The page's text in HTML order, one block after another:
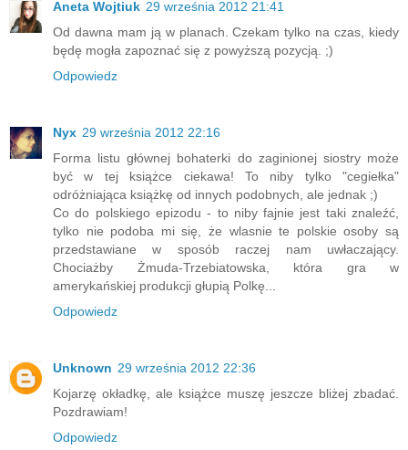
Aneta Wojtiuk 29 września 2012 21:41
Od dawna mam ją w planach. Czekam tylko na czas, kiedy
będę mogła zapoznać się z powyższą pozycją. ;)
Odpowiedz
Nyx 29 września 2012 22:16
Forma listu głównej bohaterki do zaginionej siostry może
być w tej książce ciekawa! To niby tylko "cegiełka"
odróżniająca książkę od innych podobnych, ale jednak ;)
Co do polskiego epizodu - to niby fajnie jest taki znaleźć,
tylko nie podoba mi się, że wlasnie te polskie osoby są
przedstawiane w sposób raczej nam uwłaczający.
Chociażby Żmuda-Trzebiatowska, która gra w
amerykańskiej produkcji głupią Polkę...
Odpowiedz
Unknown 29 września 2012 22:36
Kojarzę okładkę, ale książce muszę jeszcze bliżej zbadać.
Pozdrawiam!
Odpowiedz